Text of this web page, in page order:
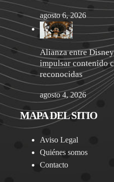
agosto 6, 2026
Alianza entre
impulsar contenido
reconocidas
agosto 4, 2026
MAPA DEL SITIO
Aviso Legal
Quiénes somos
Contacto